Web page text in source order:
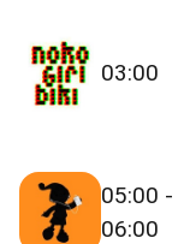
03:00
05:00 -
06:00